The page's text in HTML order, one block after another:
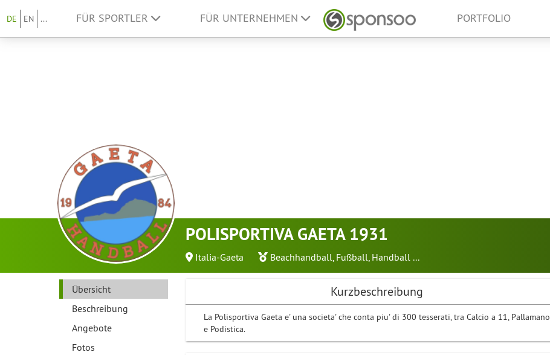
DE EN ... FÜR SPORTLER FÜR UNTERNEHMEN PORTFOLIO
POLISPORTIVA GAETA 1931
Italia-Gaeta Beachhandball, Fußball, Handball ...
Übersicht
Beschreibung
Angebote
Fotos
Kurzbeschreibung
La Polisportiva Gaeta e' una societa' che conta piu' di 300 tesserati, tra Calcio a 11, Pallamano
e Podistica.